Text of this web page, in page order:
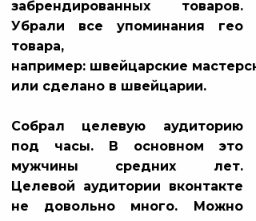
забрендированных товаров.
Убрали все упоминания гео
товара,
например: швейцарские
или сделано в швейцарии.
Собрал целевую аудиторию
под часы. В основном это
мужчины средних лет.
Целевой аудитории вконтакте
не довольно много. Можно